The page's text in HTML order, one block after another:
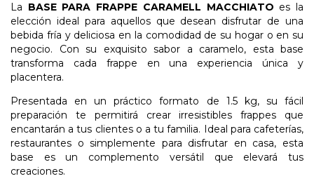
La BASE PARA FRAPPE CARAMELL MACCHIATO es la
elección ideal para aquellos que desean disfrutar de una
bebida fría y deliciosa en la comodidad de su hogar o en su
negocio. Con su exquisito sabor a caramelo, esta base
transforma cada frappe en una experiencia única y
placentera.
Presentada en un práctico formato de 1.5 kg, su fácil
preparación te permitirá crear irresistibles frappes que
encantarán a tus clientes o a tu familia. Ideal para cafeterías,
restaurantes o simplemente para disfrutar en casa, esta
base es un complemento versátil que elevará tus
creaciones.